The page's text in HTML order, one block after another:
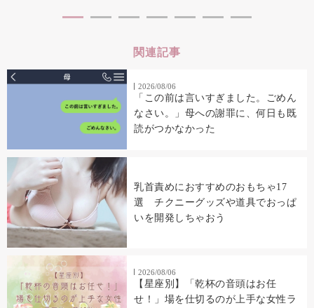
関連記事
2026/08/06
「この前は言いすぎました。ごめん
なさい。」母への謝罪に、何日も既
読がつかなかった
乳首責めにおすすめのおもちゃ17
選 チクニーグッズや道具でおっぱ
いを開発しちゃおう
2026/08/06
【星座別】「乾杯の音頭はお任
せ！」場を仕切るのが上手な女性ラ